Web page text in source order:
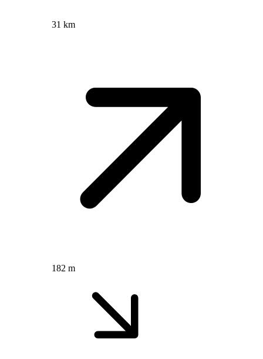
31 km
182 m